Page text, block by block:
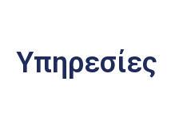
Υπηρεσίες